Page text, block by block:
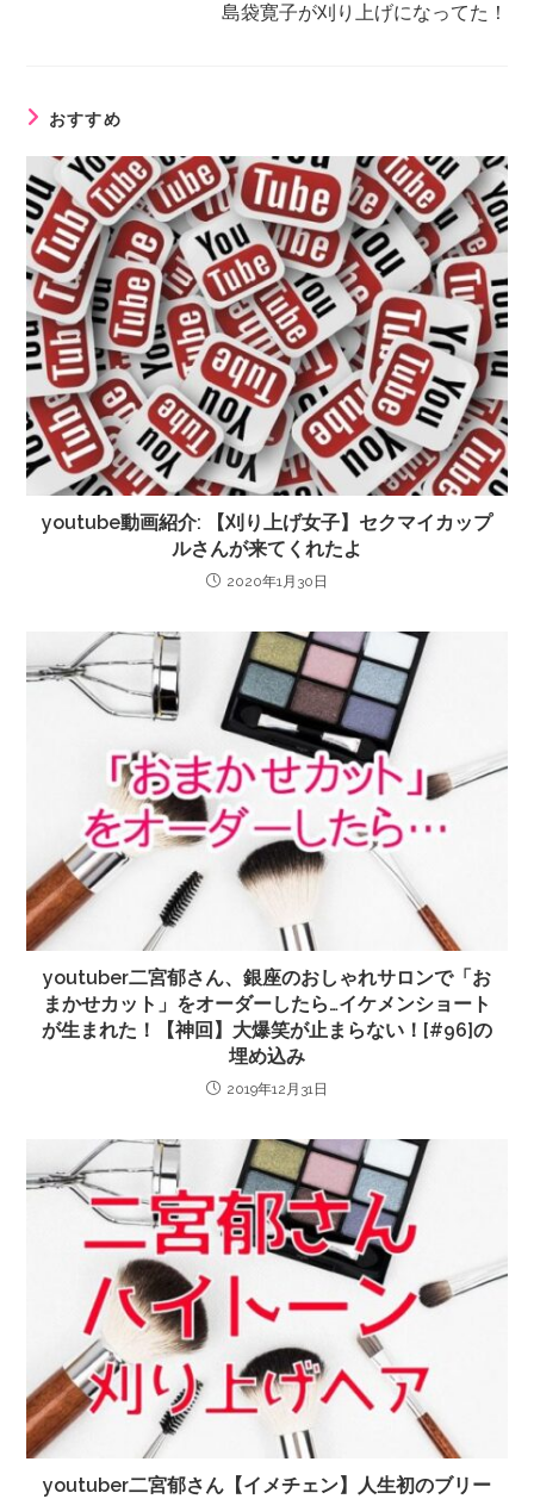
島袋寛子が刈り上げになってた！
おすすめ
youtube動画紹介: 【刈り上げ女子】セクマイカップ
ルさんが来てくれたよ
2020年1月30日
youtuber二宮郁さん、銀座のおしゃれサロンで「お
まかせカット」をオーダーしたら…イケメンショート
が生まれた！【神回】大爆笑が止まらない！[#96]の
埋め込み
2019年12月31日
youtuber二宮郁さん【イメチェン】人生初のブリー